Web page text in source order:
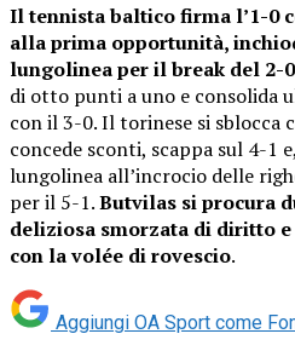
Il tennista baltico firma l’1-0
alla prima opportunità,
lungolinea per il break del 2-0
di otto punti a uno e consolida
con il 3-0. Il torinese si sblocca
concede sconti, scappa sul 4-1
lungolinea all’incrocio delle
per il 5-1.Butvilas si procura
deliziosa smorzata di diritto
con la volée di rovescio.
Aggiungi OA Sport come